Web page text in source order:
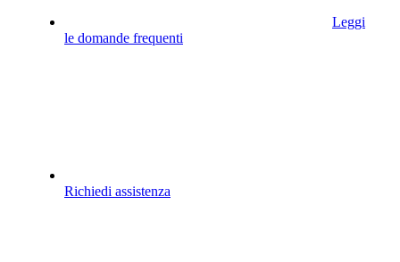
Leggi
le domande frequenti
Richiedi assistenza